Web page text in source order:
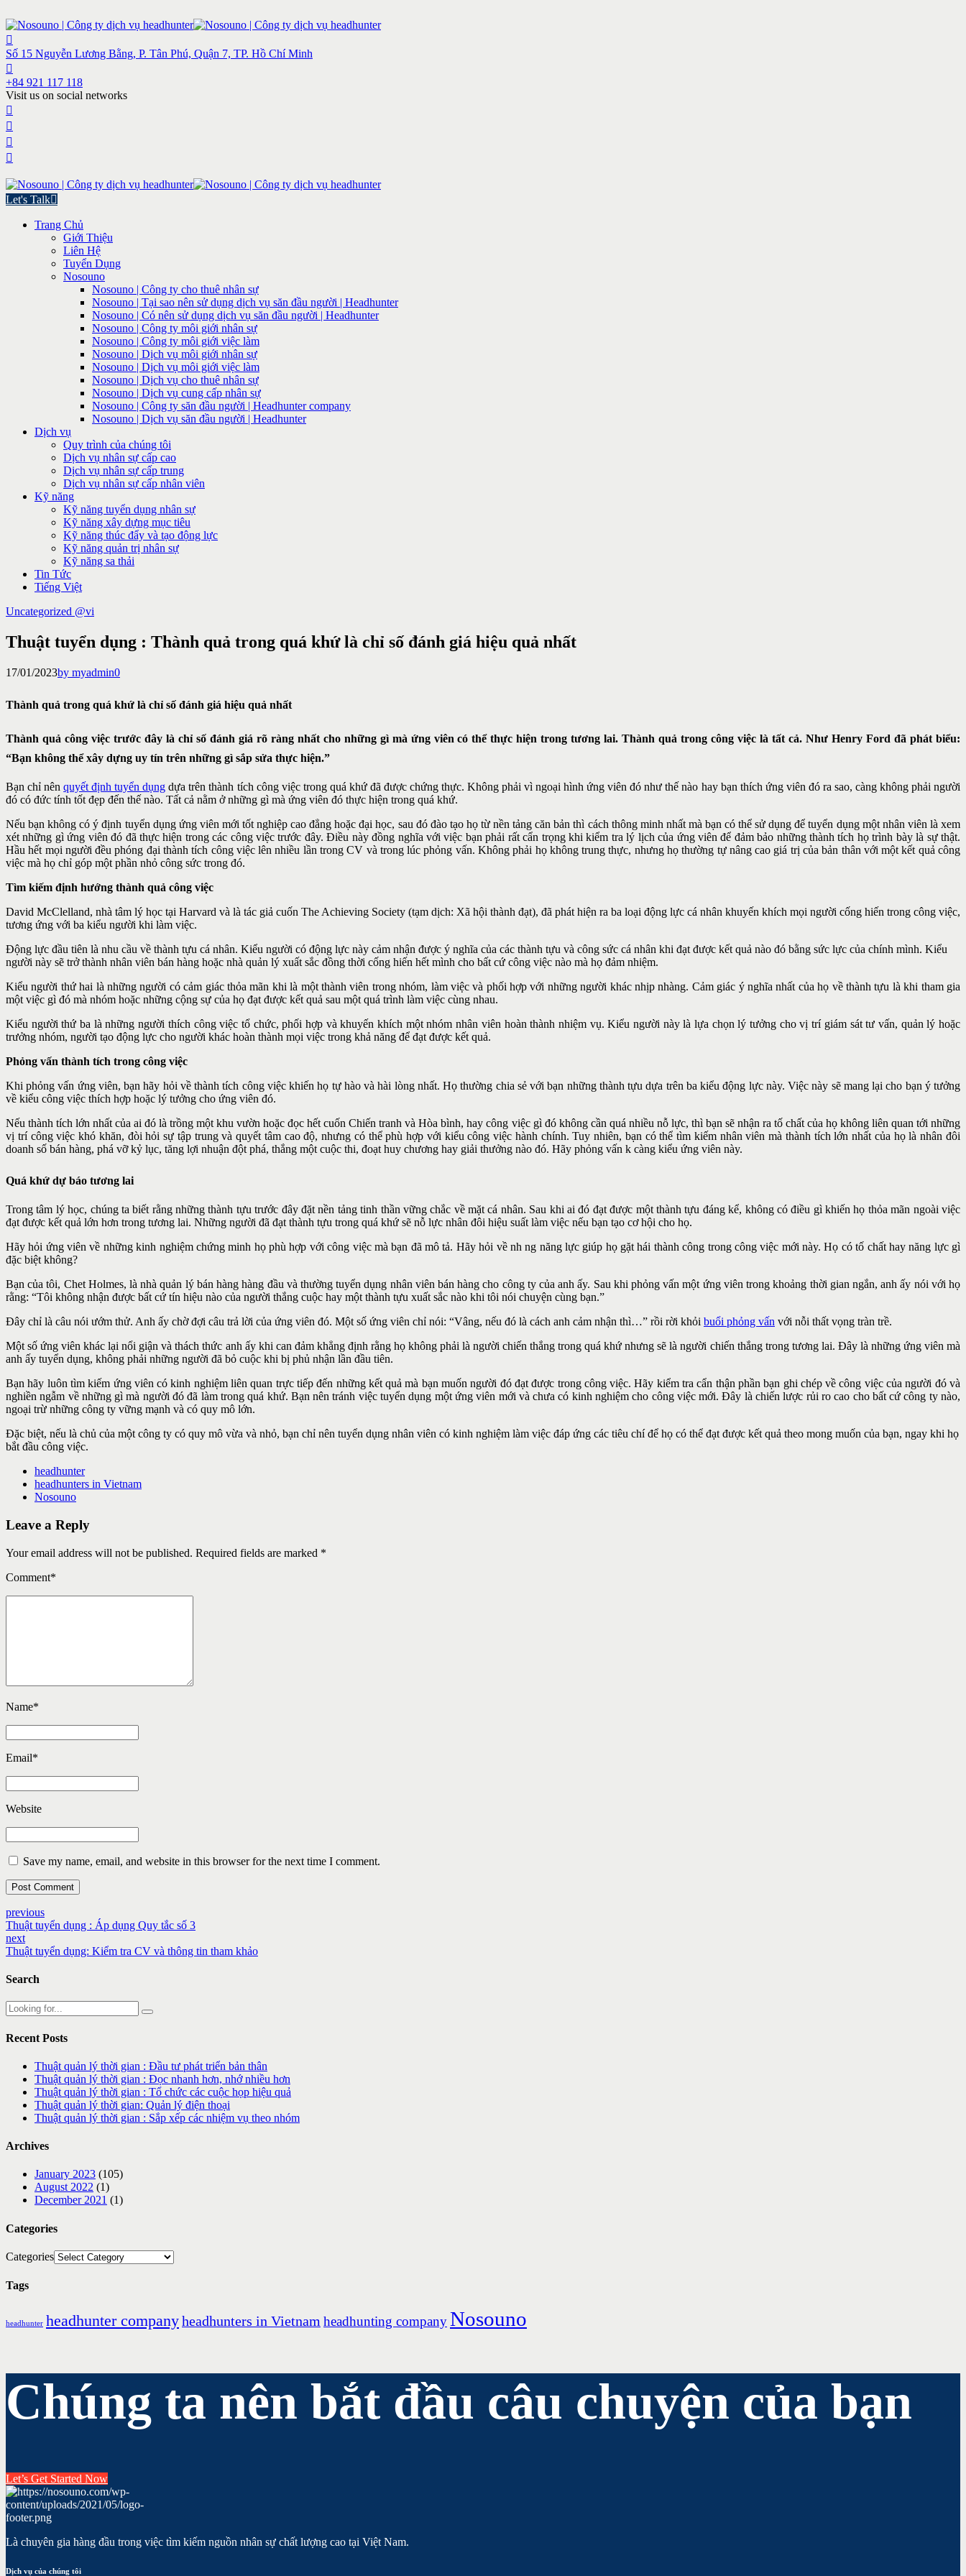
Số 15 Nguyễn Lương Bằng, P. Tân Phú, Quận 7, TP. Hồ Chí Minh
+84 921 117 118
Visit us on social networks
Let's Talk
Trang Chủ
Giới Thiệu
Liên Hệ
Tuyển Dụng
Nosouno
Nosouno | Công ty cho thuê nhân sự
Nosouno | Tại sao nên sử dụng dịch vụ săn đầu người | Headhunter
Nosouno | Có nên sử dụng dịch vụ săn đầu người | Headhunter
Nosouno | Công ty môi giới nhân sự
Nosouno | Công ty môi giới việc làm
Nosouno | Dịch vụ môi giới nhân sự
Nosouno | Dịch vụ môi giới việc làm
Nosouno | Dịch vụ cho thuê nhân sự
Nosouno | Dịch vụ cung cấp nhân sự
Nosouno | Công ty săn đầu người | Headhunter company
Nosouno | Dịch vụ săn đầu người | Headhunter
Dịch vụ
Quy trình của chúng tôi
Dịch vụ nhân sự cấp cao
Dịch vụ nhân sự cấp trung
Dịch vụ nhân sự cấp nhân viên
Kỹ năng
Kỹ năng tuyển dụng nhân sự
Kỹ năng xây dựng mục tiêu
Kỹ năng thúc đẩy và tạo động lực
Kỹ năng quản trị nhân sự
Kỹ năng sa thải
Tin Tức
Tiếng Việt
Uncategorized @vi
Thuật tuyển dụng : Thành quả trong quá khứ là chỉ số đánh giá hiệu quả nhất
17/01/2023by myadmin0
Thành quả trong quá khứ là chỉ số đánh giá hiệu quả nhất
Thành quả công việc trước đây là chỉ số đánh giá rõ ràng nhất cho những gì mà ứng viên có thể thực hiện trong tương lai. Thành quả trong công việc là tất cả. Như Henry Ford đã phát biểu:
“Bạn không thể xây dựng uy tín trên những gì sắp sửa thực hiện.”
Bạn chỉ nênquyết định tuyển dụng dựa trên thành tích công việc trong quá khứ đã được chứng thực. Không phải vì ngoại hình ứng viên đó như thế nào hay bạn thích ứng viên đó ra sao, càng không phải người
đó có đức tính tốt đẹp đến thế nào. Tất cả nằm ở những gì mà ứng viên đó thực hiện trong quá khứ.
Nếu bạn không có ý định tuyển dụng ứng viên mới tốt nghiệp cao đẳng hoặc đại học, sau đó đào tạo họ từ nền tảng căn bản thì cách thông minh nhất mà bạn có thể sử dụng để tuyển dụng một nhân viên là xem
xét những gì ứng viên đó đã thực hiện trong các công việc trước đây. Điều này đồng nghĩa với việc bạn phải rất cẩn trọng khi kiểm tra lý lịch của ứng viên để đảm bảo những thành tích họ trình bày là sự thật.
Hầu hết mọi người đều phóng đại thành tích công việc lên nhiều lần trong CV và trong lúc phỏng vấn. Không phải họ không trung thực, nhưng họ thường tự nâng cao giá trị của bản thân với một kết quả công
việc mà họ chỉ góp một phần nhỏ công sức trong đó.
Tìm kiếm định hướng thành quả công việc
David McClelland, nhà tâm lý học tại Harvard và là tác giả cuốn The Achieving Society (tạm dịch: Xã hội thành đạt), đã phát hiện ra ba loại động lực cá nhân khuyến khích mọi người cống hiến trong công việc,
tương ứng với ba kiểu người khi làm việc.
Động lực đầu tiên là nhu cầu về thành tựu cá nhân. Kiểu người có động lực này cảm nhận được ý nghĩa của các thành tựu và công sức cá nhân khi đạt được kết quả nào đó bằng sức lực của chính mình. Kiểu
người này sẽ trở thành nhân viên bán hàng hoặc nhà quản lý xuất sắc đồng thời cống hiến hết mình cho bất cứ công việc nào mà họ đảm nhiệm.
Kiểu người thứ hai là những người có cảm giác thỏa mãn khi là một thành viên trong nhóm, làm việc và phối hợp với những người khác nhịp nhàng. Cảm giác ý nghĩa nhất của họ về thành tựu là khi tham gia
một việc gì đó mà nhóm hoặc những cộng sự của họ đạt được kết quả sau một quá trình làm việc cùng nhau.
Kiểu người thứ ba là những người thích công việc tổ chức, phối hợp và khuyến khích một nhóm nhân viên hoàn thành nhiệm vụ. Kiểu người này là lựa chọn lý tưởng cho vị trí giám sát tư vấn, quản lý hoặc
trưởng nhóm, người tạo động lực cho người khác hoàn thành mọi việc trong khả năng để đạt được kết quả.
Phỏng vấn thành tích trong công việc
Khi phỏng vấn ứng viên, bạn hãy hỏi về thành tích công việc khiến họ tự hào và hài lòng nhất. Họ thường chia sẻ với bạn những thànhtựu dựa trên ba kiểu động lực này. Việc này sẽ mang lại cho bạn ý tưởng
về kiểu công việc thích hợp hoặc lý tưởng cho ứng viên đó.
Nếu thành tích lớn nhất của ai đó là trồng một khu vườn hoặc đọc hết cuốn Chiến tranh và Hòa bình, hay công việc gì đó không cần quá nhiều nỗ lực, thì bạn sẽ nhận ra tố chất của họ không liên quan tới những
vị trí công việc khó khăn, đòi hỏi sự tập trung và quyết tâm cao độ, nhưng có thể phù hợp với kiểu công việc hành chính. Tuy nhiên, bạn có thể tìm kiếm nhân viên mà thành tích lớn nhất của họ là nhân đôi
doanh số bán hàng, phá vỡ kỷ lục, tăng lợi nhuận đột phá, thắng một cuộc thi, đoạt huy chương hay giải thưởng nào đó. Hãy phỏng vấn k càng kiểu ứng viên này.
Quá khứ dự báo tương lai
Trong tâm lý học, chúng ta biết rằng những thành tựu trước đây đặt nền tảng tinh thần vững chắc về mặt cá nhân. Sau khi ai đó đạt được một thành tựu đáng kể, không có điều gì khiến họ thỏa mãn ngoài việc
đạt được kết quả lớn hơn trong tương lai. Những người đã đạt thành tựu trong quá khứ sẽ nỗ lực nhân đôi hiệu suất làm việc nếu bạn tạo cơ hội cho họ.
Hãy hỏi ứng viên về những kinh nghiệm chứng minh họ phù hợp với công việc mà bạn đã mô tả. Hãy hỏi về nh ng năng lực giúp họ gặt hái thành công trong công việc mới này. Họ có tố chất hay năng lực gì
đặc biệt không?
Bạn của tôi, Chet Holmes, là nhà quản lý bán hàng hàng đầu và thường tuyển dụng nhân viên bán hàng cho công ty của anh ấy. Sau khi phỏng vấn một ứng viên trong khoảng thời gian ngắn, anh ấy nói với họ
rằng: “Tôi không nhận được bất cứ tín hiệu nào của người thắng cuộc hay một thành tựu xuất sắc nào khi tôi nói chuyện cùng bạn.”
Đây chỉ là câu nói ướm thử. Anh ấy chờ đợi câu trả lời của ứng viên đó. Một số ứng viên chỉ nói: “Vâng, nếu đó là cách anh cảm nhận thì…” rồi rời khỏi buổi phỏng vấn với nỗi thất vọng tràn trề.
Một số ứng viên khác lại nổi giận và thách thức anh ấy khi can đảm khẳng định rằng họ không phải là người chiến thắng trong quá khứ nhưng sẽ là người chiến thắng trong tương lai. Đây là những ứng viên mà
anh ấy tuyển dụng, không phải những người đã bỏ cuộc khi bị phủ nhận lần đầu tiên.
Bạn hãy luôn tìm kiếm ứng viên có kinh nghiệm liên quan trực tiếp đến những kết quả mà bạn muốn người đó đạt được trong công việc. Hãy kiểm tra cẩn thận phần bạn ghi chép về công việc của người đó và
nghiền ngẫm về những gì mà người đó đã làm trong quá khứ. Bạn nên tránh việc tuyển dụng một ứng viên mới và chưa có kinh nghiệm cho công việc mới. Đây là chiến lược rủi ro cao cho bất cứ công ty nào,
ngoại trừ những công ty vững mạnh và có quy mô lớn.
Đặc biệt, nếu là chủ của một công ty có quy mô vừa và nhỏ, bạn chỉ nên tuyển dụng nhân viên có kinh nghiệm làm việc đáp ứng các tiêu chí để họ có thể đạt được kết quả theo mong muốn của bạn, ngay khi họ
bắt đầu công việc.
headhunter
headhunters in Vietnam
Nosouno
Leave a Reply
Your email address will not be published. Required fields are marked *
Comment*
Name*
Email*
Website
Save my name, email, and website in this browser for the next time I comment.
Post Comment
previous
Thuật tuyển dụng : Áp dụng Quy tắc số 3
next
Thuật tuyển dụng: Kiểm tra CV và thông tin tham khảo
Search
Recent Posts
Thuật quản lý thời gian : Đầu tư phát triển bản thân
Thuật quản lý thời gian : Đọc nhanh hơn, nhớ nhiều hơn
Thuật quản lý thời gian : Tổ chức các cuộc họp hiệu quả
Thuật quản lý thời gian: Quản lý điện thoại
Thuật quản lý thời gian : Sắp xếp các nhiệm vụ theo nhóm
Archives
January 2023 (105)
August 2022 (1)
December 2021 (1)
Categories
Categories
Tags
headhunter headhunter companyheadhunters in Vietnamheadhunting companyNosouno
Chúng ta nên bắt đầu câu chuyện của bạn
Let’s Get Started Now
Là chuyên gia hàng đầu trong việc tìm kiếm nguồn nhân sự chất lượng cao tại Việt Nam.
Dịch vụ của chúng tôi